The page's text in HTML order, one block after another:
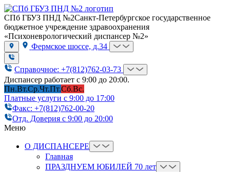
СПб ГБУЗ ПНД №2Санкт-Петербургское государственное
бюджетное учреждение здравоохранения
«Психоневрологический диспансер №2»
Фермское шоссе, д.34
Справочное: +7(812)762-03-73
Диспансер работает с 9:00 до 20:00.
Пн.Вт.Ср.Чт.Пт.Сб.Вс.
Платные услуги с 9:00 до 17:00
Факс: +7(812)762-00-20
Отд. Доверия с 9:00 до 20:00
Меню
О ДИСПАНСЕРЕ
Главная
ПРАЗДНУЕМ ЮБИЛЕЙ 70 лет